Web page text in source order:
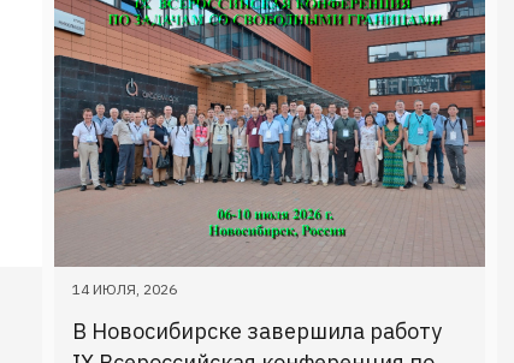
14 ИЮЛЯ, 2026
В Новосибирске завершила работу